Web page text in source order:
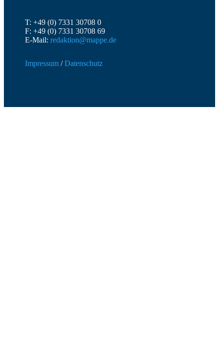
T: +49 (0) 7331 30708 0
F: +49 (0) 7331 30708 69
E-Mail:redaktion@mappe.de
Impressum /Datenschutz